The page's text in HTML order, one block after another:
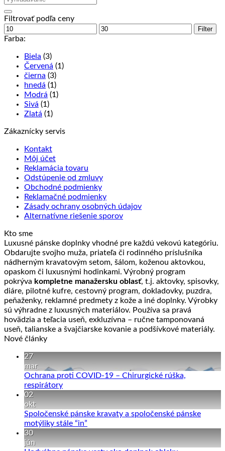
Filtrovať podľa ceny
Minimálna
cena
Maximálna
Filter
Farba:
Biela (3)
Červená (1)
čierna (3)
hnedá (1)
Modrá (1)
Sivá (1)
Zlatá (1)
Zákaznícky servis
Kontakt
Môj účet
Reklamácia tovaru
Odstúpenie od zmluvy
Obchodné podmienky
Reklamačné podmienky
Zásady ochrany osobných údajov
Alternatívne riešenie sporov
Kto sme
Luxusné pánske doplnky vhodné pre každú vekovú kategóriu.
Obdarujte svojho muža, priateľa či rodinného príslušníka
nádherným kravatovým setom, šálom, koženou aktovkou,
opaskom či luxusnými hodinkami. Výrobný program
pokrýva kompletne manažersku oblasť, t.j. aktovky, spisovky,
diáre, pilotné kufre, cestovný program, dokladovky, puzdra,
peňaženky, reklamné predmety z kože a iné doplnky. Výrobky
sú výhradne z luxusných materiálov. Používa sa pravá
hovädzia a teľacia useň, exkluzívna – ručne tamponovaná
useň, talianske a švajčiarske kovanie a podšívkové materiály.
Nové články
27
mar
Ochrana proti COVID-19 – Chirurgické rúška,
respirátoryŽiadne
Ochrana
proti
02
okt
Spoločenské pánske kravaty a spoločenské pánske
motýliky stále “in”
30
jún